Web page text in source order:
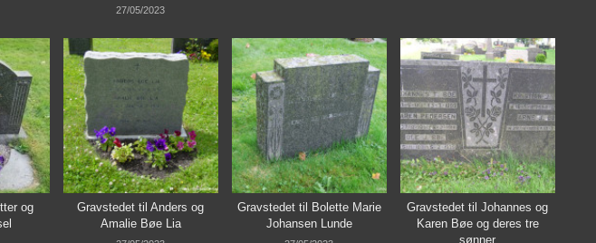
27/05/2023
og
Gravstedet til Anders og
Amalie Bøe Lia
Gravstedet til Bolette Marie
Johansen Lunde
Gravstedet til Johannes og
Karen Bøe og deres tre
sønner